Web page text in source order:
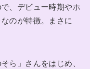
、デビュー時期やホ
のが特徴。まさに
ら」さんをはじめ、